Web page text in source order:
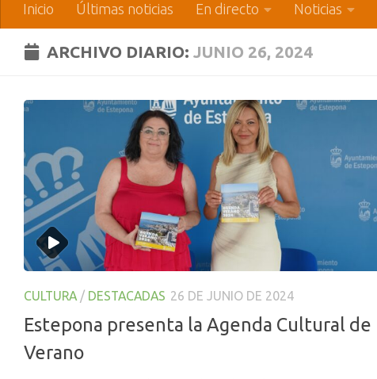
Inicio Últimas noticias En directo Noticias
ARCHIVO DIARIO: JUNIO 26, 2024
CULTURA / DESTACADAS 26 DE JUNIO DE 2024
Estepona presenta la Agenda Cultural de
Verano